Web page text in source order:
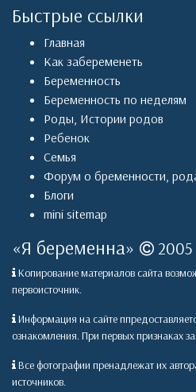
Быстрые ссылки
Главная
Как забеременеть
Беременность
Беременность по неделям
Роды, Истории родов
Ребенок
Семья
Форум о бременности,
Блоги
mini sitemap
«Я беременна» 2005
Копирование материалов сайта
первоисточник.
Информация на сайте
ознакомления. При первых признаках
Все фотографии пренадлежат их
источников.